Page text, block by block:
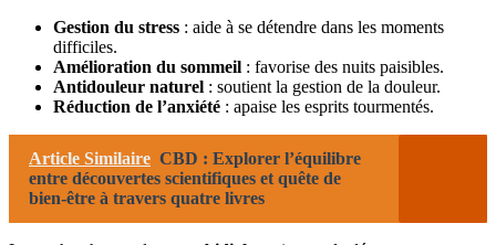
Gestion du stress : aide à se détendre dans les moments
difficiles.
Amélioration du sommeil : favorise des nuits paisibles.
Antidouleur naturel : soutient la gestion de la douleur.
Réduction de l’anxiété : apaise les esprits tourmentés.
Article Similaire CBD : Explorer l’équilibre
entre découvertes scientifiques et quête de
bien-être à travers quatre livres